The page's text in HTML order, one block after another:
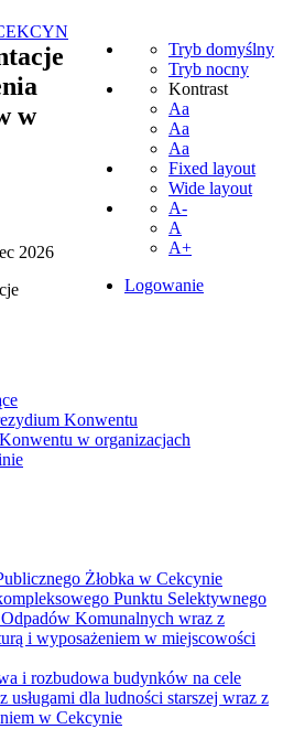
Tryb domyślny
Tryb nocny
Kontrast
Aa
Aa
Aa
Fixed layout
Wide layout
A-
A
A+
Logowanie
Konwentu
w organizacjach
Żłobka w Cekcynie
Punktu Selektywnego
Komunalnych wraz z
i wyposażeniem w miejscowości
i rozbudowa budynków na cele
usługami dla ludności starszej wraz z
w Cekcynie
w
2026